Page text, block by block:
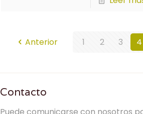
Anterior 1 2 3 4
Contacto